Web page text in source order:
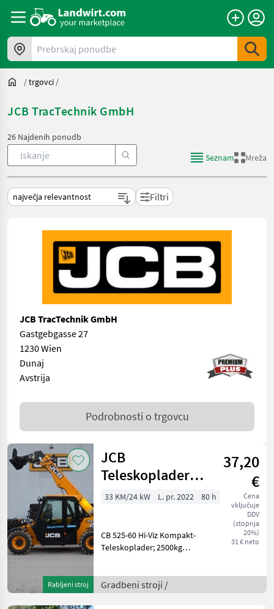
Prebrskaj ponudbe
/trgovci /
JCB TracTechnik GmbH
26 Najdenih ponudb
Seznam
Mreža
Filtri
JCB TracTechnik GmbH
Gastgebgasse 27
1230 Wien
Dunaj
Avstrija
Podrobnosti o trgovcu
Rabljeni stroj
JCB
Teleskoplader
525-60 E-TECH
37,20
€
Cena
vključuje
DDV
(stopnja
20%)
31 € neto
33 KM/24 kW L. pr. 2022 80 h
CB 525-60 Hi-Viz Kompakt-
Teleskoplader; 2500kg
Fahrantrieb 15km/h;
80l/min Zahnradpumpe; ,
Gradbeni stroji /